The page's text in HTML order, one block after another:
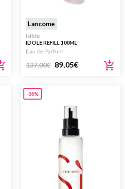
Lancome
Idôle
IDOLE REFILL 100ML
Eau de Parfum
137,00€ 89,05€
-36%